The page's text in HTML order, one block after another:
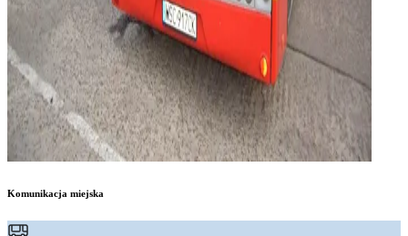
Komunikacja miejska